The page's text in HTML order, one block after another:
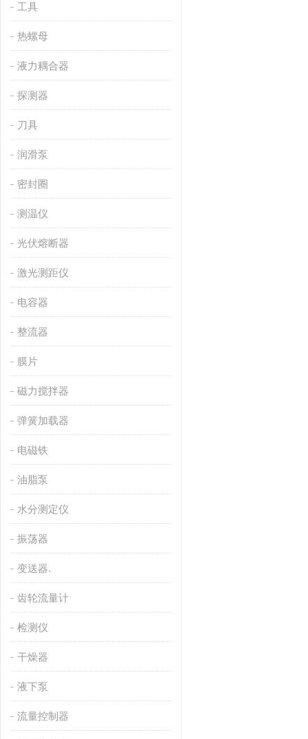
工具
热螺母
液力耦合器
探测器
刀具
润滑泵
密封圈
测温仪
光伏熔断器
激光测距仪
电容器
整流器
膜片
磁力搅拌器
弹簧加载器
电磁铁
油脂泵
水分测定仪
振荡器
变送器.
齿轮流量计
检测仪
干燥器
液下泵
流量控制器